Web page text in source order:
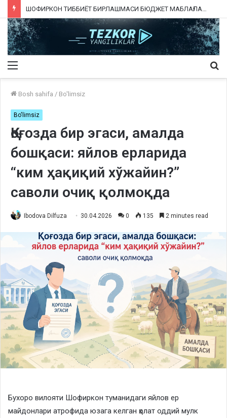
ШОФИРКОН ТИББИЁТ БИРЛАШМАСИ БЮДЖЕТ МАБЛАҒЛАРИНИ ТАЛОН-ТАРОЖ ҚИЛИНГАНИ РОСТМИ?
Menu
Bosh sahifa / Bo'limsiz
Bo'limsiz
Қоғозда бир эгаси, амалда
бошқаси: яйлов ерларида
“ким ҳақиқий хўжайин?”
саволи очиқ қолмоқда
Ibodova Dilfuza 30.04.2026 0 135 2 minutes read
Бухоро вилояти Шофиркон туманидаги яйлов ер
майдонлари атрофида юзага келган ҳолат оддий мулк